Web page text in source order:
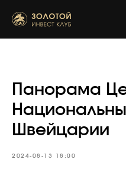
Панорама
Швейцарии
2024-08-13 18:00